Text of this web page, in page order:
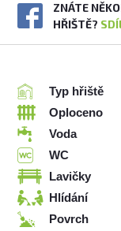
ZNÁTE
HŘIŠTĚ?
Typ hřiště
Oploceno
Voda
WC
Lavičky
Hlídání
Povrch